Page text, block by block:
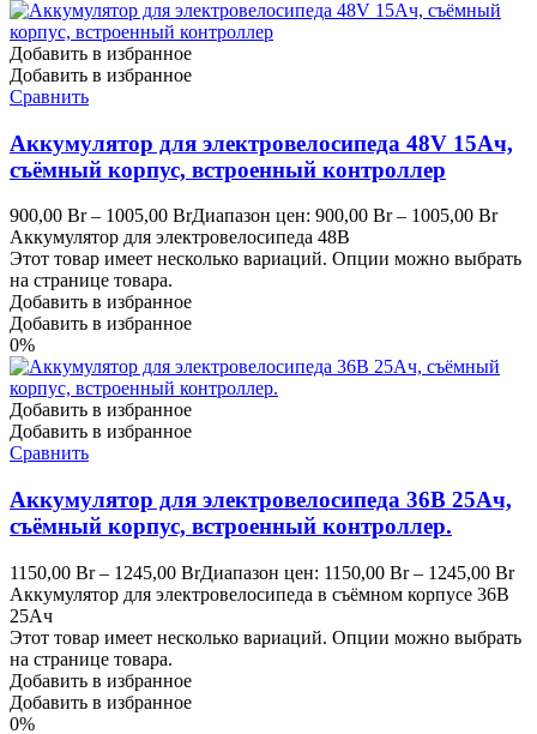
Добавить в избранное
Добавить в избранное
Сравнить
Аккумулятор для электровелосипеда 48V 15Ач,
съёмный корпус, встроенный контроллер
900,00 Br – 1005,00 BrДиапазон цен: 900,00 Br – 1005,00 Br
Аккумулятор для электровелосипеда 48В
Этот товар имеет несколько вариаций. Опции можно выбрать
на странице товара.
Добавить в избранное
Добавить в избранное
0%
Добавить в избранное
Добавить в избранное
Сравнить
Аккумулятор для электровелосипеда 36В 25Ач,
съёмный корпус, встроенный контроллер.
1150,00 Br – 1245,00 BrДиапазон цен: 1150,00 Br – 1245,00 Br
Аккумулятор для электровелосипеда в съёмном корпусе 36В
25Ач
Этот товар имеет несколько вариаций. Опции можно выбрать
на странице товара.
Добавить в избранное
Добавить в избранное
0%